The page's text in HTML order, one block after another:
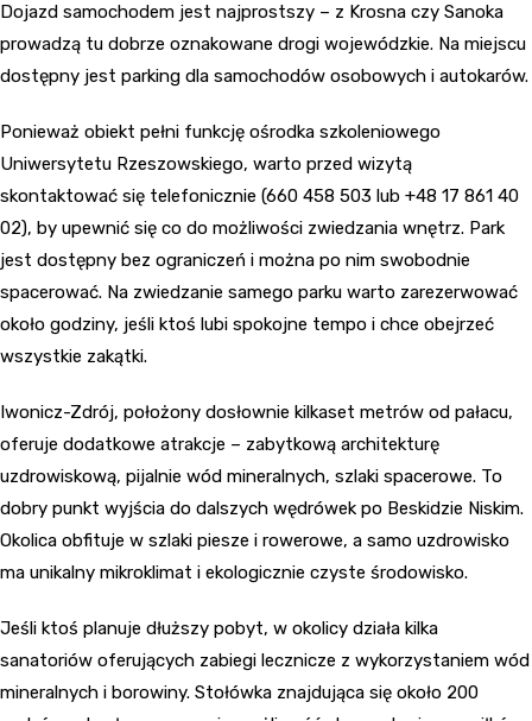
Dojazd samochodem jest najprostszy – z Krosna czy Sanoka
prowadzą tu dobrze oznakowane drogi wojewódzkie. Na miejscu
dostępny jest parking dla samochodów osobowych i autokarów.
Ponieważ obiekt pełni funkcję ośrodka szkoleniowego
Uniwersytetu Rzeszowskiego, warto przed wizytą
skontaktować się telefonicznie (660 458 503 lub +48 17 861 40
02), by upewnić się co do możliwości zwiedzania wnętrz. Park
jest dostępny bez ograniczeń i można po nim swobodnie
spacerować. Na zwiedzanie samego parku warto zarezerwować
około godziny, jeśli ktoś lubi spokojne tempo i chce obejrzeć
wszystkie zakątki.
Iwonicz-Zdrój, położony dosłownie kilkaset metrów od pałacu,
oferuje dodatkowe atrakcje – zabytkową architekturę
uzdrowiskową, pijalnie wód mineralnych, szlaki spacerowe. To
dobry punkt wyjścia do dalszych wędrówek po Beskidzie Niskim.
Okolica obfituje w szlaki piesze i rowerowe, a samo uzdrowisko
ma unikalny mikroklimat i ekologicznie czyste środowisko.
Jeśli ktoś planuje dłuższy pobyt, w okolicy działa kilka
sanatoriów oferujących zabiegi lecznicze z wykorzystaniem wód
mineralnych i borowiny. Stołówka znajdująca się około 200